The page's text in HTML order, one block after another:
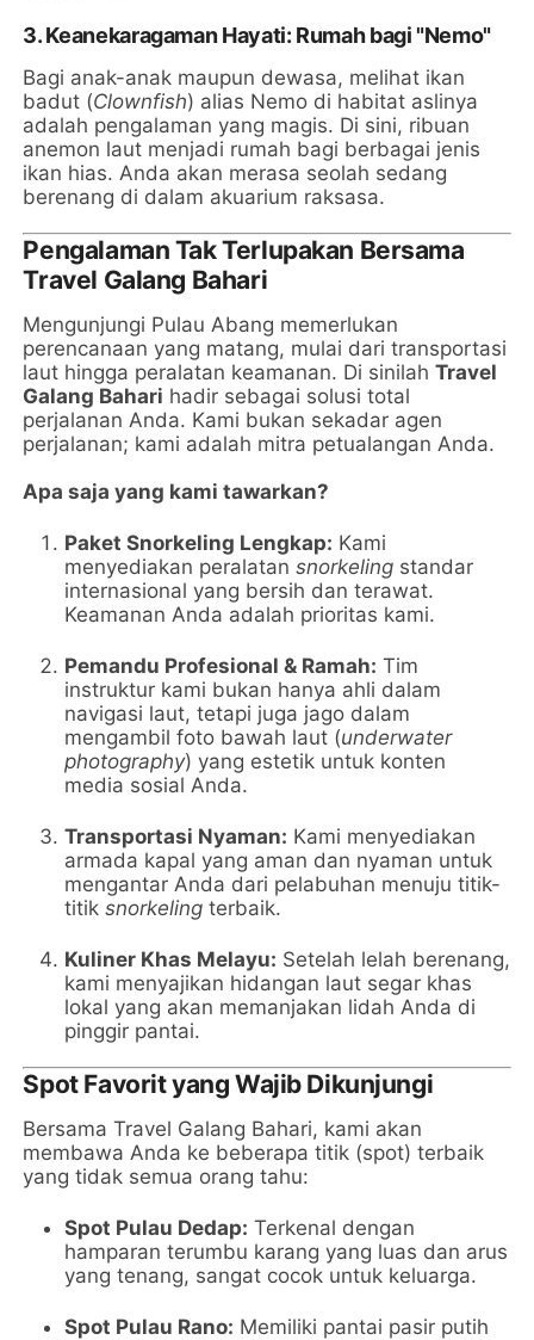
3. Keanekaragaman Hayati: Rumah bagi "Nemo"
Bagi anak-anak maupun dewasa, melihat ikan
badut (Clownfish) alias Nemo di habitat aslinya
adalah pengalaman yang magis. Di sini, ribuan
anemon laut menjadi rumah bagi berbagai jenis
ikan hias. Anda akan merasa seolah sedang
berenang di dalam akuarium raksasa.
Pengalaman Tak Terlupakan Bersama
Travel Galang Bahari
Mengunjungi Pulau Abang memerlukan
perencanaan yang matang, mulai dari transportasi
laut hingga peralatan keamanan. Di sinilahTravel
Galang Bahari hadir sebagai solusi total
perjalanan Anda. Kami bukan sekadar agen
perjalanan; kami adalah mitra petualangan Anda.
Apa saja yang kami tawarkan?
Paket Snorkeling Lengkap: Kami
menyediakan peralatansnorkeling standar
internasional yang bersih dan terawat.
Keamanan Anda adalah prioritas kami.
Pemandu Profesional & Ramah: Tim
instruktur kami bukan hanya ahli dalam
navigasi laut, tetapi juga jago dalam
mengambil foto bawah laut (underwater
photography) yang estetik untuk konten
media sosial Anda.
Transportasi Nyaman: Kami menyediakan
armada kapal yang aman dan nyaman untuk
mengantar Anda dari pelabuhan menuju titik-
titiksnorkeling terbaik.
Kuliner Khas Melayu: Setelah lelah berenang,
kami menyajikan hidangan laut segar khas
lokal yang akan memanjakan lidah Anda di
pinggir pantai.
Spot Favorit yang Wajib Dikunjungi
Bersama Travel Galang Bahari, kami akan
membawa Anda ke beberapa titik (spot) terbaik
yang tidak semua orang tahu:
Spot Pulau Dedap: Terkenal dengan
hamparan terumbu karang yang luas dan arus
yang tenang, sangat cocok untuk keluarga.
Spot Pulau Rano: Memiliki pantai pasir putih